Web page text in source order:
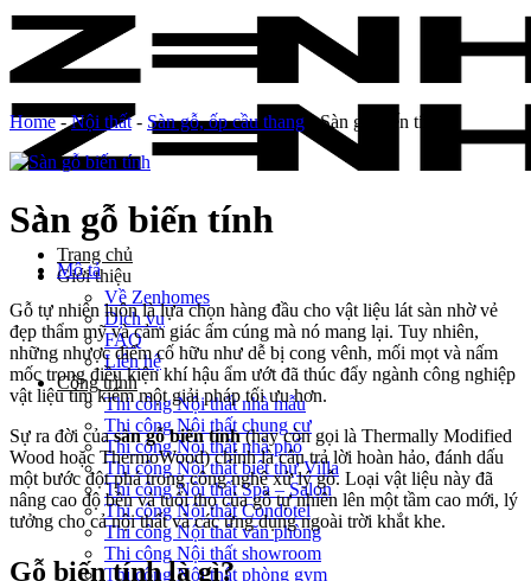
Skip
content
Trang chủ
Giới thiệu
Về Zenhomes
Dịch vụ
FAQ
Liên hệ
Công trình
Thi công Nội thất nhà mẫu
Thi công Nội thất chung cư
Thi công Nội thất nhà phố
Thi công Nội thất biệt thự Villa
Thi công Nội thất Spa – Salon
Thi công Nội thất Condotel
Thi công Nội thất văn phòng
Thi công Nội thất showroom
Thi công Nội thất phòng gym
Home-Nội thất- Sàn gỗ, ốp cầu thang -Sàn gỗ biến tính
Sàn gỗ biến tính
Mô tả
Gỗ tự nhiên luôn là lựa chọn hàng đầu cho vật liệu lát sàn nhờ vẻ
đẹp thẩm mỹ và cảm giác ấm cúng mà nó mang lại. Tuy nhiên,
những nhược điểm cố hữu như dễ bị cong vênh, mối mọt và nấm
mốc trong điều kiện khí hậu ẩm ướt đã thúc đẩy ngành công nghiệp
vật liệu tìm kiếm một giải pháp tối ưu hơn.
Sự ra đời củasàn gỗ biến tính(hay còn gọi là Thermally Modified
Wood hoặc ThermoWood) chính là câu trả lời hoàn hảo, đánh dấu
một bước đột phá trong công nghệ xử lý gỗ. Loại vật liệu này đã
nâng cao độ bền và tuổi thọ của gỗ tự nhiên lên một tầm cao mới, lý
tưởng cho cả nội thất và các ứng dụng ngoài trời khắt khe.
Gỗ biến tính là gì?